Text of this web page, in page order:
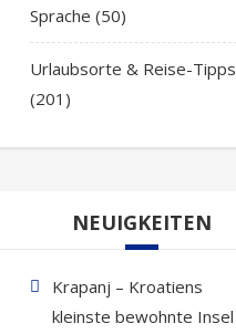
Sprache (50)
Urlaubsorte & Reise-Tipps
(201)
NEUIGKEITEN
Krapanj – Kroatiens
kleinste bewohnte Insel